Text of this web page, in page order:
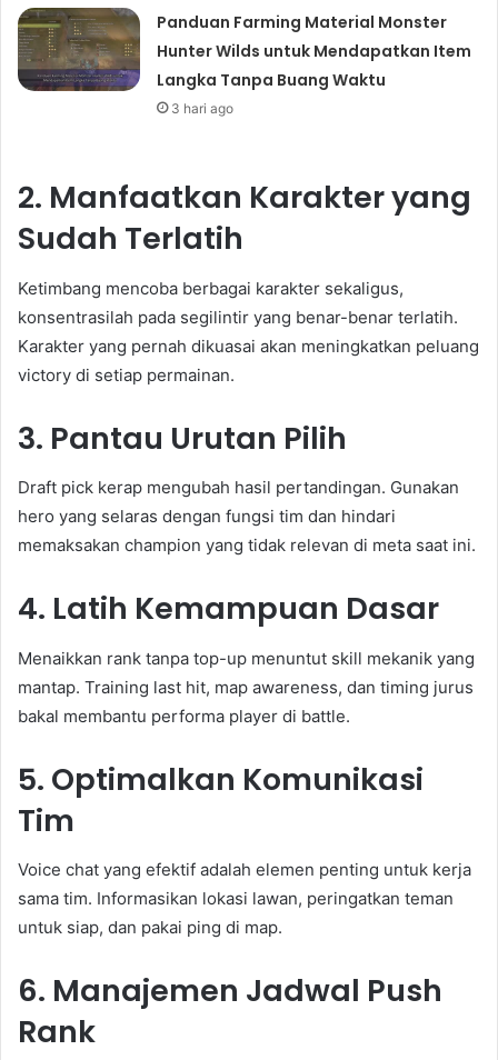
Panduan Farming Material Monster
Hunter Wilds untuk Mendapatkan Item
Langka Tanpa Buang Waktu
3 hari ago
2. Manfaatkan Karakter yang
Sudah Terlatih
Ketimbang mencoba berbagai karakter sekaligus,
konsentrasilah pada segilintir yang benar-benar terlatih.
Karakter yang pernah dikuasai akan meningkatkan peluang
victory di setiap permainan.
3. Pantau Urutan Pilih
Draft pick kerap mengubah hasil pertandingan. Gunakan
hero yang selaras dengan fungsi tim dan hindari
memaksakan champion yang tidak relevan di meta saat ini.
4. Latih Kemampuan Dasar
Menaikkan rank tanpa top-up menuntut skill mekanik yang
mantap. Training last hit, map awareness, dan timing jurus
bakal membantu performa player di battle.
5. Optimalkan Komunikasi
Tim
Voice chat yang efektif adalah elemen penting untuk kerja
sama tim. Informasikan lokasi lawan, peringatkan teman
untuk siap, dan pakai ping di map.
6. Manajemen Jadwal Push
Rank